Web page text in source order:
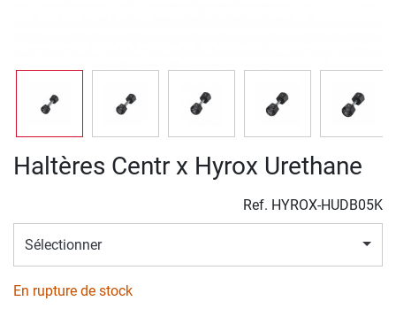
Haltères Centr x Hyrox Urethane
Ref. HYROX-HUDB05K
Sélectionner
En rupture de stock